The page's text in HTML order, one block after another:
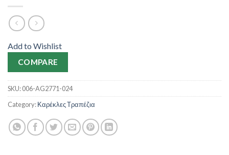
Add to Wishlist
COMPARE
SKU:006-AG2771-024
Category:Καρέκλες Τραπέζια